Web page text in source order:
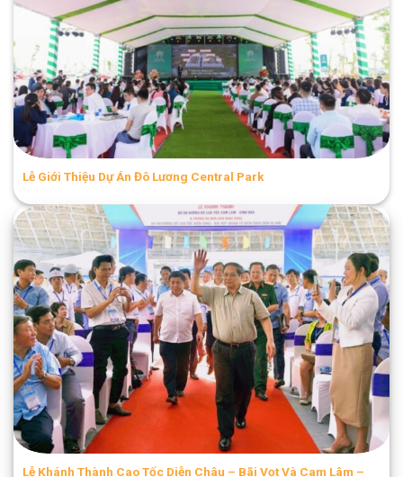
Lễ Giới Thiệu Dự Án Đô Lương Central Park
Lễ Khánh Thành Cao Tốc Diễn Châu – Bãi Vọt Và Cam Lâm –